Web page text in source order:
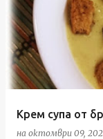
Крем супа от
на октомври 09,